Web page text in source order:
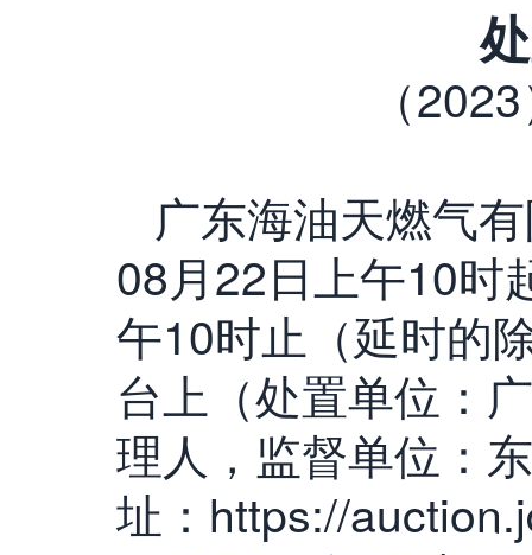
（2023
广东海油天燃气
08月22日上午10时
午10时止（延时的
台上（处置单位：
理人，监督单位：
址：https://